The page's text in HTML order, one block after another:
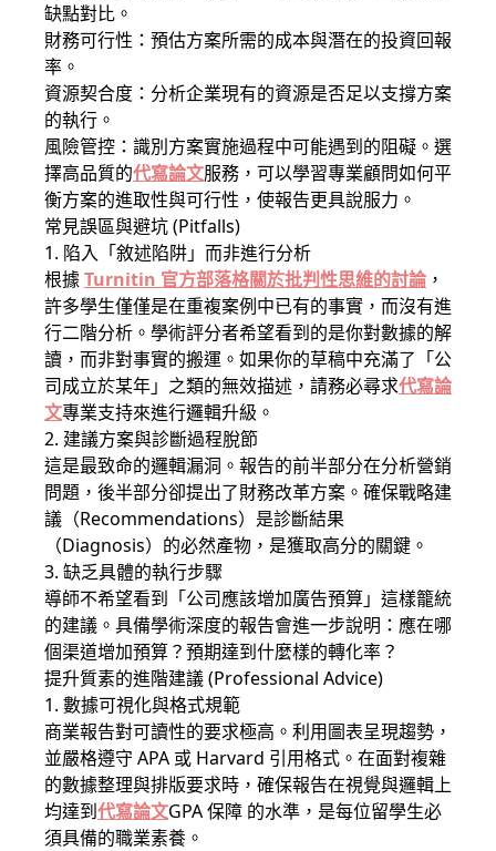
缺點對比。
財務可行性：預估方案所需的成本與潛在的投資回報
率。
資源契合度：分析企業現有的資源是否足以支撐方案
的執行。
風險管控：識別方案實施過程中可能遇到的阻礙。選
擇高品質的代寫論文服務，可以學習專業顧問如何平
衡方案的進取性與可行性，使報告更具說服力。
常見誤區與避坑 (Pitfalls)
1. 陷入「敘述陷阱」而非進行分析
根據Turnitin 官方部落格關於批判性思維的討論 ，
許多學生僅僅是在重複案例中已有的事實，而沒有進
行二階分析。學術評分者希望看到的是你對數據的解
讀，而非對事實的搬運。如果你的草稿中充滿了「公
司成立於某年」之類的無效描述，請務必尋求代寫論
文專業支持來進行邏輯升級。
2. 建議方案與診斷過程脫節
這是最致命的邏輯漏洞。報告的前半部分在分析營銷
問題，後半部分卻提出了財務改革方案。確保戰略建
議（Recommendations）是診斷結果
（Diagnosis）的必然產物，是獲取高分的關鍵。
3. 缺乏具體的執行步驟
導師不希望看到「公司應該增加廣告預算」這樣籠統
的建議。具備學術深度的報告會進一步說明：應在哪
個渠道增加預算？預期達到什麼樣的轉化率？
提升質素的進階建議 (Professional Advice)
1. 數據可視化與格式規範
商業報告對可讀性的要求極高。利用圖表呈現趨勢，
並嚴格遵守 APA 或 Harvard 引用格式。在面對複雜
的數據整理與排版要求時，確保報告在視覺與邏輯上
均達到代寫論文GPA 保障 的水準，是每位留學生必
須具備的職業素養。